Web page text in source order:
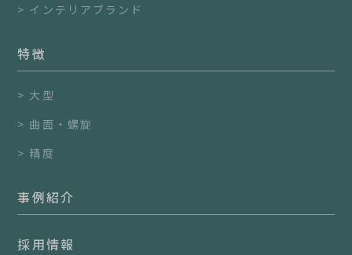
インテリアブランド
特徴
大型
曲面・螺旋
精度
事例紹介
採用情報